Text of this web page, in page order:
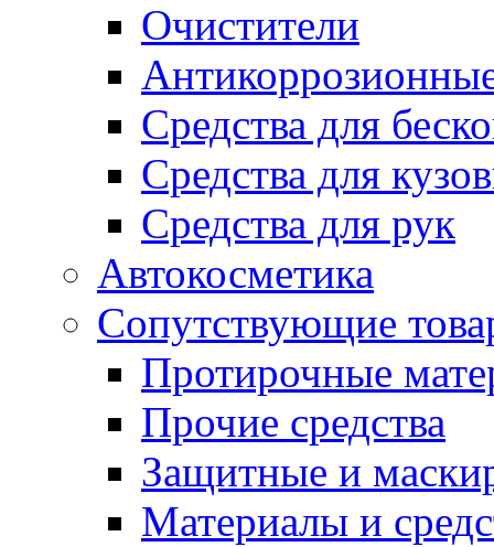
Очистители
Средства для
Средства для
Средства для рук
Автокосметика
Сопутствующие
Протирочные
Прочие средства
Защитные и
Материалы и